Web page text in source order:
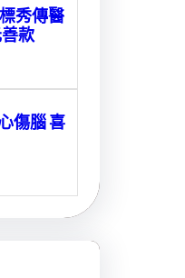
秀傳醫
款
傷腦 喜